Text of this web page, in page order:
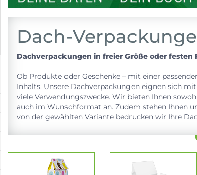
Dach-
Dachverpackungen in freier Größe oder
Ob Produkte oder Geschenke – mit einer
Inhalts. Unsere Dachverpackungen eignen sich
viele Verwendungszwecke. Wir bieten Ihnen
auch im Wunschformat an. Zudem stehen Ihnen
von der gewählten Variante bedrucken wir Ihre